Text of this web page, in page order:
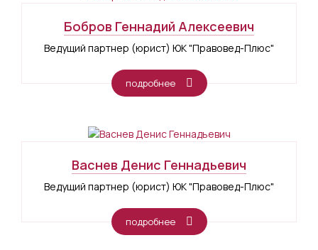
Бобров Геннадий Алексеевич
Ведущий партнер (юрист) ЮК "Правовед-Плюс"
подробнее
Васнев Денис Геннадьевич
Ведущий партнер (юрист) ЮК "Правовед-Плюс"
подробнее